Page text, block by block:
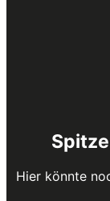
Hier könnte